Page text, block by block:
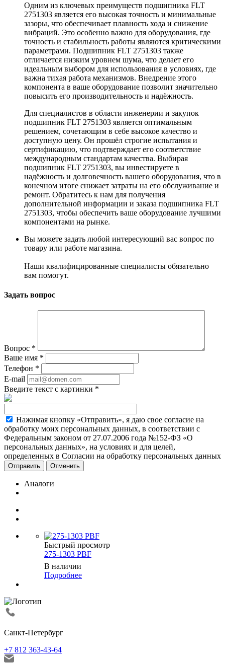
Одним из ключевых преимуществ подшипника FLT
2751303 является его высокая точность и минимальные
зазоры, что обеспечивает плавность хода и снижение
вибраций. Это особенно важно для оборудования, где
точность и стабильность работы являются критическими
параметрами. Подшипник FLT 2751303 также
отличается низким уровнем шума, что делает его
идеальным выбором для использования в условиях, где
важна тихая работа механизмов. Внедрение этого
компонента в ваше оборудование позволит значительно
повысить его производительность и надёжность.
Для специалистов в области инженерии и закупок
подшипник FLT 2751303 является оптимальным
решением, сочетающим в себе высокое качество и
доступную цену. Он прошёл строгие испытания и
сертификацию, что подтверждает его соответствие
международным стандартам качества. Выбирая
подшипник FLT 2751303, вы инвестируете в
надёжность и долговечность вашего оборудования, что в
конечном итоге снижает затраты на его обслуживание и
ремонт. Обратитесь к нам для получения
дополнительной информации и заказа подшипника FLT
2751303, чтобы обеспечить ваше оборудование лучшими
компонентами на рынке.
Вы можете задать любой интересующий вас вопрос по
товару или работе магазина.
Наши квалифицированные специалисты обязательно
вам помогут.
Задать вопрос
Вопрос *
Ваше имя *
Телефон *
E-mail
Введите текст с картинки *
Нажимая кнопку «Отправить», я даю свое согласие на
обработку моих персональных данных, в соответствии с
Федеральным законом от 27.07.2006 года №152-ФЗ «О
персональных данных», на условиях и для целей,
определенных в Согласии на обработку персональных данных
Отменить
Аналоги
Быстрый просмотр
275-1303 PBF
В наличии
Подробнее
Санкт-Петербург
+7 812 363-43-64